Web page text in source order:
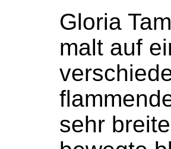
Gloria
malt auf
sehr